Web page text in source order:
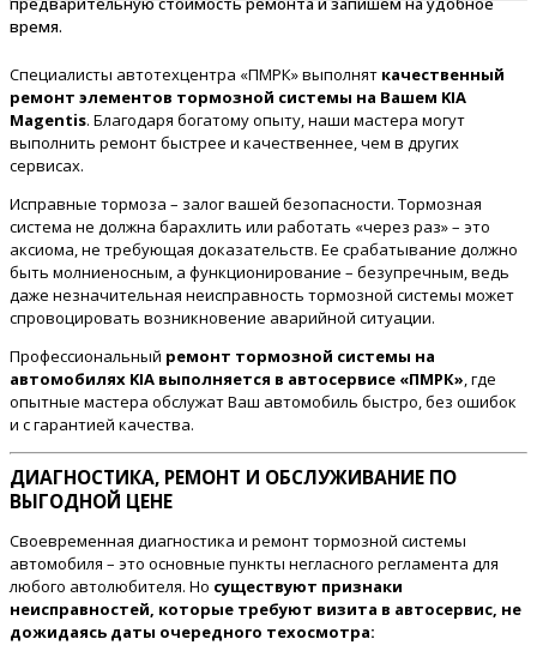
время.
Специалисты автотехцентра «ПМРК» выполнят качественный
ремонт элементов тормозной системы на Вашем KIA
Magentis. Благодаря богатому опыту, наши мастера могут
выполнить ремонт быстрее и качественнее, чем в других
сервисах.
Исправные тормоза – залог вашей безопасности. Тормозная
система не должна барахлить или работать «через раз» – это
аксиома, не требующая доказательств. Ее срабатывание должно
быть молниеносным, а функционирование – безупречным, ведь
даже незначительная неисправность тормозной системы может
спровоцировать возникновение аварийной ситуации.
Профессиональный ремонт тормозной системы на
автомобилях KIA выполняется в автосервисе «ПМРК», где
опытные мастера обслужат Ваш автомобиль быстро, без ошибок
и с гарантией качества.
ДИАГНОСТИКА, РЕМОНТ И ОБСЛУЖИВАНИЕ ПО
ВЫГОДНОЙ ЦЕНЕ
Своевременная диагностика и ремонт тормозной системы
автомобиля – это основные пункты негласного регламента для
любого автолюбителя. Но существуют признаки
неисправностей, которые требуют визита в автосервис, не
дожидаясь даты очередного техосмотра: